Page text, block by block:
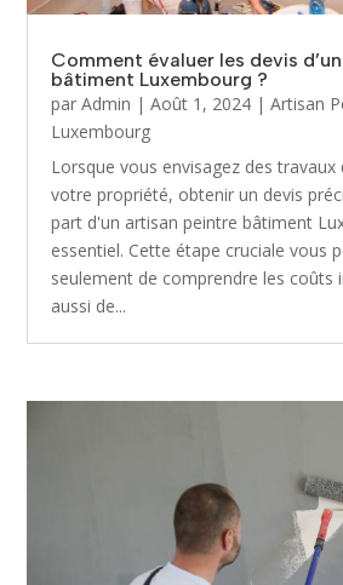
Comment évaluer les devis
bâtiment Luxembourg ?
parAdmin |Août 1, 2024 |Artisan
Luxembourg
Lorsque vous envisagez des travaux
votre propriété, obtenir un devis
part d'un artisan peintre bâtiment
essentiel. Cette étape cruciale vous
seulement de comprendre les coûts
aussi de...